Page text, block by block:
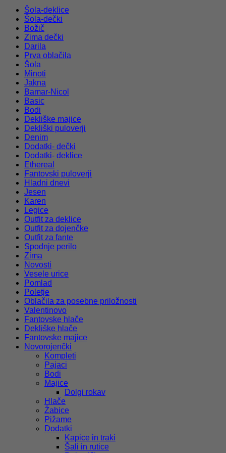
Šola-deklice
Šola-dečki
Božič
Zima dečki
Darila
Prva oblačila
Šola
Minoti
Jakna
Bamar-Nicol
Basic
Bodi
Dekliške majice
Dekliški puloverji
Denim
Dodatki- dečki
Dodatki- deklice
Ethereal
Fantovski puloverji
Hladni dnevi
Jesen
Karen
Legice
Outfit za deklice
Outfit za dojenčke
Outfit za fante
Spodnje perilo
Zima
Novosti
Vesele urice
Pomlad
Poletje
Oblačila za posebne priložnosti
Valentinovo
Fantovske hlače
Dekliške hlače
Fantovske majice
Novorojenčki
Kompleti
Pajaci
Bodi
Majice
Dolgi rokav
Hlače
Žabice
Pižame
Dodatki
Kapice in traki
Šali in rutice